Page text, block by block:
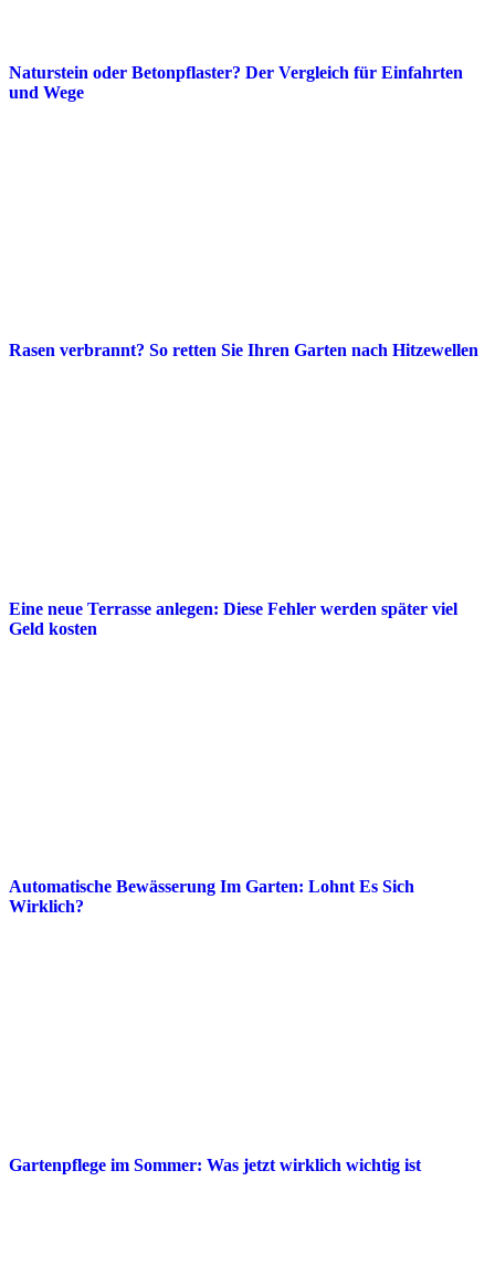
Naturstein oder Betonpflaster? Der Vergleich für Einfahrten
und Wege
Rasen verbrannt? So retten Sie Ihren Garten nach Hitzewellen
Eine neue Terrasse anlegen: Diese Fehler werden später viel
Geld kosten
Automatische Bewässerung Im Garten: Lohnt Es Sich
Wirklich?
Gartenpflege im Sommer: Was jetzt wirklich wichtig ist